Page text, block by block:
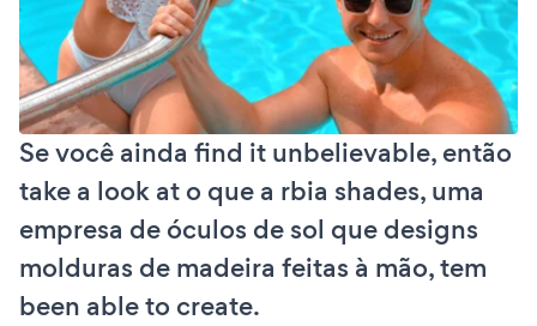
Se você ainda find it unbelievable, então
take a look at o que a rbia shades, uma
empresa de óculos de sol que designs
molduras de madeira feitas à mão, tem
been able to create.